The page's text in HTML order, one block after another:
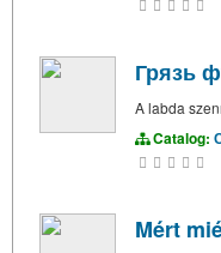
Грязь
A labda
Catalog:
Mért